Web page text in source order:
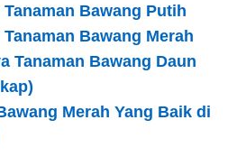
Bawang Putih
Bawang Merah
Tanaman Bawang Daun
Merah Yang Baik di